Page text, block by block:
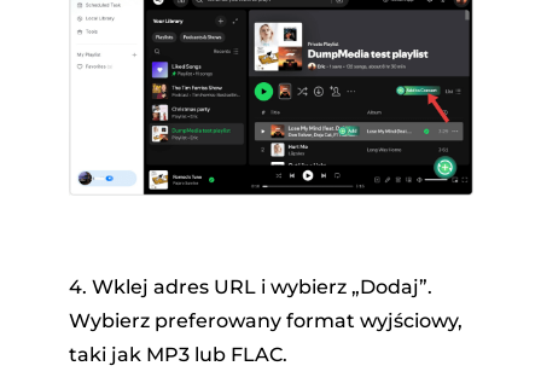
4. Wklej adres URL i wybierz „Dodaj”.
Wybierz preferowany format wyjściowy,
taki jak MP3 lub FLAC.